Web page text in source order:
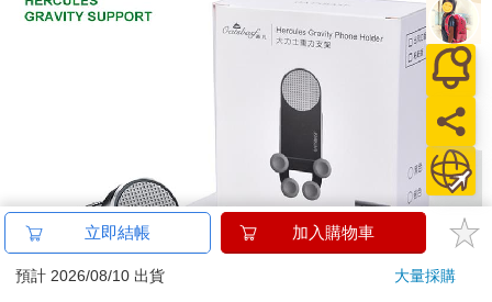
立即結帳 加入購物車
預計 2026/08/10 出貨 大量採購